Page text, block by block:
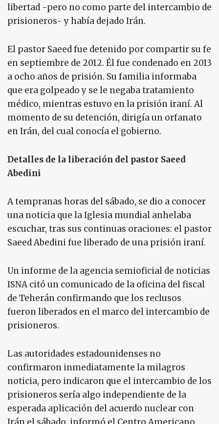
libertad -pero no como parte del intercambio de
prisioneros- y había dejado Irán.
El pastor Saeed fue detenido por compartir su fe
en septiembre de 2012. Él fue condenado en 2013
a ocho años de prisión. Su familia informaba
que era golpeado y se le negaba tratamiento
médico, mientras estuvo en la prisión iraní. Al
momento de su detención, dirigía un orfanato
en Irán, del cual conocía el gobierno.
Detalles de la liberación del pastor Saeed
Abedini
A tempranas horas del sábado, se dio a conocer
una noticia que la Iglesia mundial anhelaba
escuchar, tras sus continuas oraciones: el pastor
Saeed Abedini fue liberado de una prisión iraní.
Un informe de la agencia semioficial de noticias
ISNA citó un comunicado de la oficina del fiscal
de Teherán confirmando que los reclusos
fueron liberados en el marco del intercambio de
prisioneros.
Las autoridades estadounidenses no
confirmaron inmediatamente la milagros
noticia, pero indicaron que el intercambio de los
prisioneros sería algo independiente de la
esperada aplicación del acuerdo nuclear con